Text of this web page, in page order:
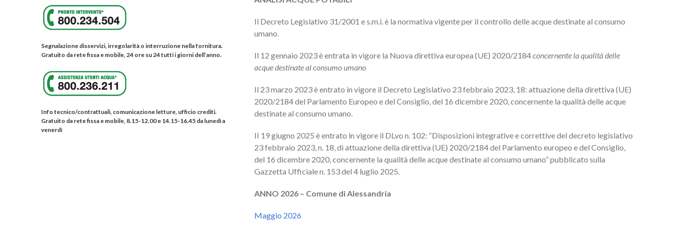
Segnalazione disservizi, irregolarità o interruzione nella fornitura.
Gratuito da rete fissa e mobile, 24 ore su 24 tutti i giorni dell’anno.
Info tecnico/contrattuali, comunicazione letture, ufficio crediti.
Gratuito da rete fissa e mobile, 8.15-12.00 e 14.15-16.45 da lunedì a
venerdì
Il Decreto Legislativo 31/2001 e s.m.i. è la normativa vigente per il controllo delle acque destinate al consumo
umano.
Il 12 gennaio 2023 è entrata in vigore la Nuova direttiva europea (UE) 2020/2184concernente la qualità delle
acque destinate al consumo umano
Il 23 marzo 2023 è entrato in vigore il Decreto Legislativo 23 febbraio 2023, 18: attuazione della direttiva (UE)
2020/2184 del Parlamento Europeo e del Consiglio, del 16 dicembre 2020, concernente la qualità delle acque
destinate al consumo umano.
II 19 giugno 2025 è entrato in vigore il DLvo n. 102: “Disposizioni integrative e correttive del decreto legislativo
23 febbraio 2023, n. 18, di attuazione della direttiva (UE) 2020/2184 del Parlamento europeo e del Consiglio,
del 16 dicembre 2020, concernente la qualità delle acque destinate al consumo umano” pubblicato sulla
Gazzetta Ufficiale n. 153 del 4 luglio 2025.
ANNO 2026 – Comune di Alessandria
Maggio 2026